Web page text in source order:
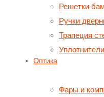
Решетки
Ручки
Трапеция
Оптика
Фары и